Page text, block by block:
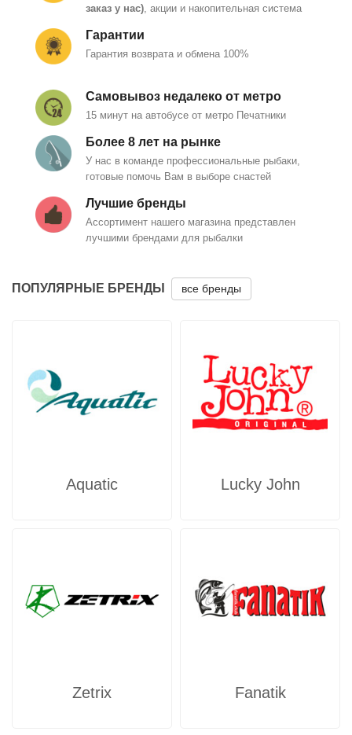
заказ у нас), акции и накопительная система
Гарантии
Гарантия возврата и обмена 100%
Самовывоз недалеко от метро
15 минут на автобусе от метро Печатники
Более 8 лет на рынке
У нас в команде профессиональные рыбаки,
готовые помочь Вам в выборе снастей
Лучшие бренды
Ассортимент нашего магазина представлен
лучшими брендами для рыбалки
ПОПУЛЯРНЫЕ БРЕНДЫ все бренды
Aquatic Lucky John
Zetrix Fanatik